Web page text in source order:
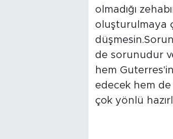
olmadığı
oluşturulmaya
düşmesin.Sorun
de sorunudur
hem
edecek hem
çok yönlü